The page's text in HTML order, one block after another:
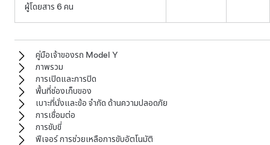
ผู้โดยสาร 6 คน
คู่มือเจ้าของรถ Model Y
ภาพรวม
การเปิดและการปิด
พื้นที่ช่องเก็บของ
เบาะที่นั่งและข้อ จำกัด ด้านความปลอดภัย
การเชื่อมต่อ
การขับขี่
ฟีเจอร์ การช่วยเหลือการขับอัตโนมัติ